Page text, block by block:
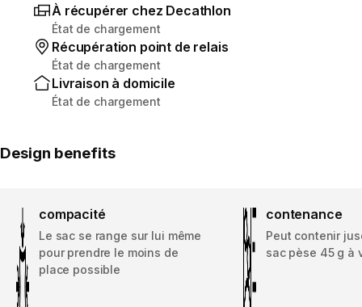
À récupérer chez Decathlon
État de chargement
Récupération point de relais
État de chargement
Livraison à domicile
État de chargement
Design benefits
compacité
Le sac se range sur lui même
pour prendre le moins de
place possible
contenance
Peut contenir
sac pèse 45 g à